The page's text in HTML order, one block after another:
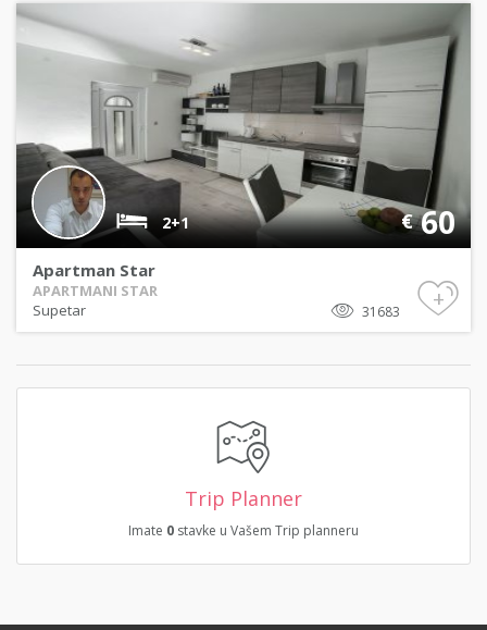
2+1 €60
Apartman Star
APARTMANI STAR
31683
Supetar +
Trip Planner
Imate 0 stavke u Vašem Trip planneru